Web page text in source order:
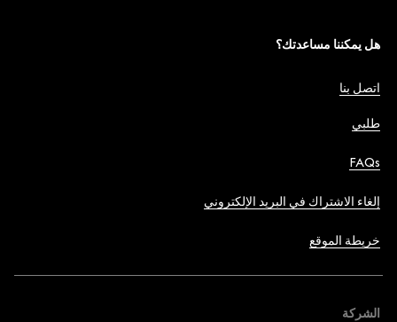
هل يمكننا مساعدتك؟
اتصل بنا
طلبي
FAQs
إلغاء الاشتراك في البريد الإلكتروني
خريطة الموقع
الشركة